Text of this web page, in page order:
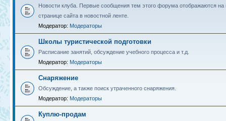
Новости клуба. Первые сообщения тем этого форума отображаются на
странице сайта в новостной ленте.
Модератор: Модераторы
Школы туристической подготовки
Расписание занятий, обсуждение учебного процесса и т.д.
Модератор: Модераторы
Снаряжение
Обсуждение, а также поиск утраченного снаряжения.
Модератор: Модераторы
Куплю-продам